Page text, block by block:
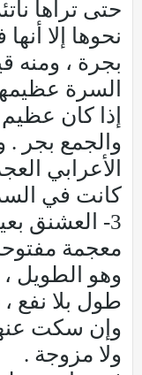
حتى تراها
نحوها إلا
بجرة ، ومنه
السرة
إذا كان
والجمع بجر .
الأعرابي
كانت في
3- العشنق
معجمة
وهو الطويل
طول بلا نفع
وإن سكت
ولا مزوجة .